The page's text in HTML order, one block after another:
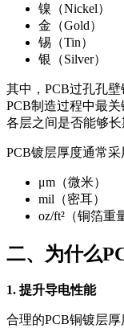
镍（Nickel）
金（Gold）
锡（Tin）
银（Silver）
其中，PCB过孔孔壁
PCB制造过程中最
各层之间是否能够长
PCB镀层厚度通常采
μm（微米）
mil（密耳）
oz/ft²（铜箔重
二、为什么
1. 提升导电性能
合理的PCB铜镀层